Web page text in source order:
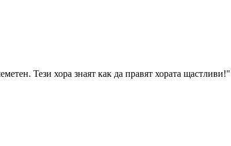
Тези хора знаят как да правят хората щастливи!"